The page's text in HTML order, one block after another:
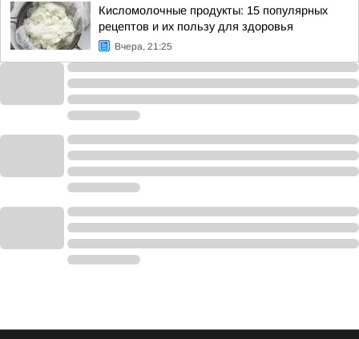
Кисломолочные продукты: 15 популярных
рецептов и их пользу для здоровья
Вчера, 21:25